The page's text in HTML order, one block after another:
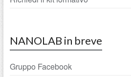
NANOLAB in breve
Gruppo Facebook